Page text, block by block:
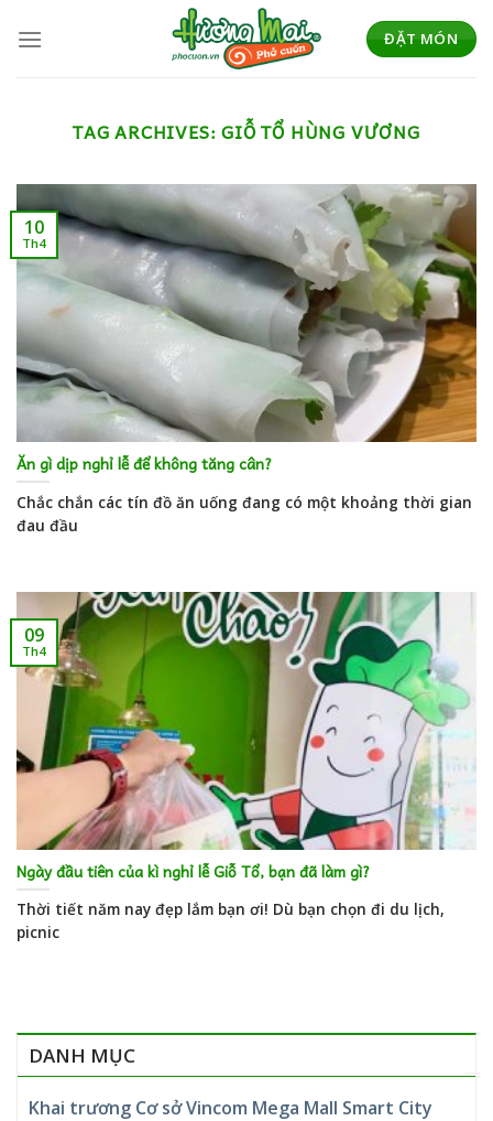
ĐẶT MÓN
TAG ARCHIVES:GIỖ TỔ HÙNG VƯƠNG
Ăn gì dịp nghỉ lễ để không tăng cân?
Chắc chắn các tín đồ ăn uống đang có một khoảng thời gian
đau đầu
10
Th4
Ngày đầu tiên của kì nghỉ lễ Giỗ Tổ, bạn đã làm gì?
Thời tiết năm nay đẹp lắm bạn ơi! Dù bạn chọn đi du lịch,
picnic
09
Th4
DANH MỤC
Khai trương Cơ sở Vincom Mega Mall Smart City